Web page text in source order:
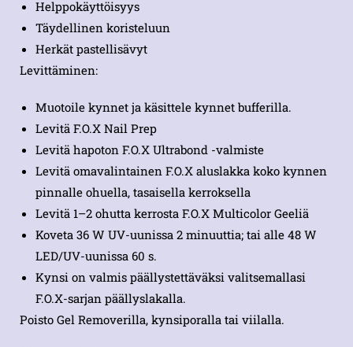
Helppokäyttöisyys
Täydellinen koristeluun
Herkät pastellisävyt
Levittäminen:
Muotoile kynnet ja käsittele kynnet bufferilla.
Levitä F.O.X Nail Prep
Levitä hapoton F.O.X Ultrabond -valmiste
Levitä omavalintainen F.O.X aluslakka koko kynnen
pinnalle ohuella, tasaisella kerroksella
Levitä 1–2 ohutta kerrosta F.O.X Multicolor Geeliä
Koveta 36 W UV-uunissa 2 minuuttia; tai alle 48 W
LED/UV-uunissa 60 s.
Kynsi on valmis päällystettäväksi valitsemallasi
F.O.X-sarjan päällyslakalla.
Poisto Gel Removerilla, kynsiporalla tai viilalla.